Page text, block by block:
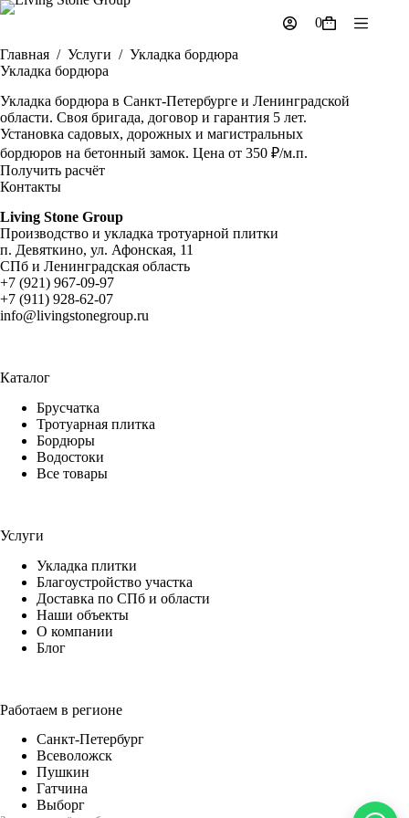
Перейти
Корзина
0
Главная / Услуги / Укладка бордюра
Укладка бордюра
Укладка бордюра в Санкт-Петербурге и Ленинградской
области. Своя бригада, договор и гарантия 5 лет.
Установка садовых, дорожных и магистральных
бордюров на бетонный замок. Цена от 350 ₽/м.п.
Получить расчёт
Контакты
Living Stone Group
Производство и укладка тротуарной плитки
п. Девяткино, ул. Афонская, 11
СПб и Ленинградская область
+7 (921) 967-09-97
+7 (911) 928-62-07
info@livingstonegroup.ru
Каталог
Брусчатка
Тротуарная плитка
Бордюры
Водостоки
Все товары
Услуги
Укладка плитки
Благоустройство участка
Доставка по СПб и области
Наши объекты
О компании
Блог
Работаем в регионе
Санкт-Петербург
Всеволожск
Пушкин
Гатчина
Выборг